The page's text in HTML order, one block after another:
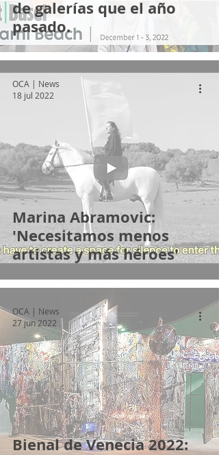
de galerías que el año
pasado.
Marina Abramovic:
'Necesitamos menos
artistas y más héroes'
OCA | News
18 jul 2022
Bienal de Venecia 2022:
OCA | News
27 jun 2022